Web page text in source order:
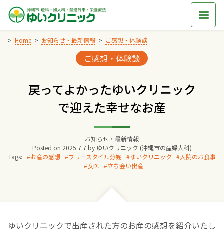
Skip
content
Home お知らせ・最新情報 ご感想・体験談
Categories:
ご感想・体験談
戻ってよかったゆいクリニック
で迎えた幸せなお産
お知らせ・最新情報
Posted on 2025.7.7 by ゆいクリニック (沖縄市の産婦人科)
Tags:
お産の感想 フリースタイル分娩 ゆいクリニック
入院のお食事
女医
立ち会い出産
ゆいクリニックで出産された方のお産の感想を紹介いたし
交通アクセス
院長からのごあいさつ
ゆいクリニックの経営理念
診療料金